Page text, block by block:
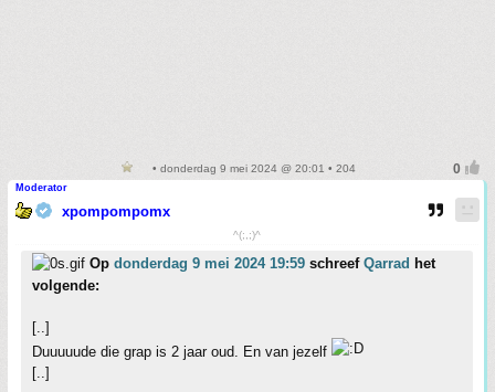
• donderdag 9 mei 2024 @ 20:01 • 204
Moderator
xpompompomx
^(;,;)^
Op donderdag 9 mei 2024 19:59 schreef Qarrad het
volgende:
[..]
Duuuuude die grap is 2 jaar oud. En van jezelf
[..]